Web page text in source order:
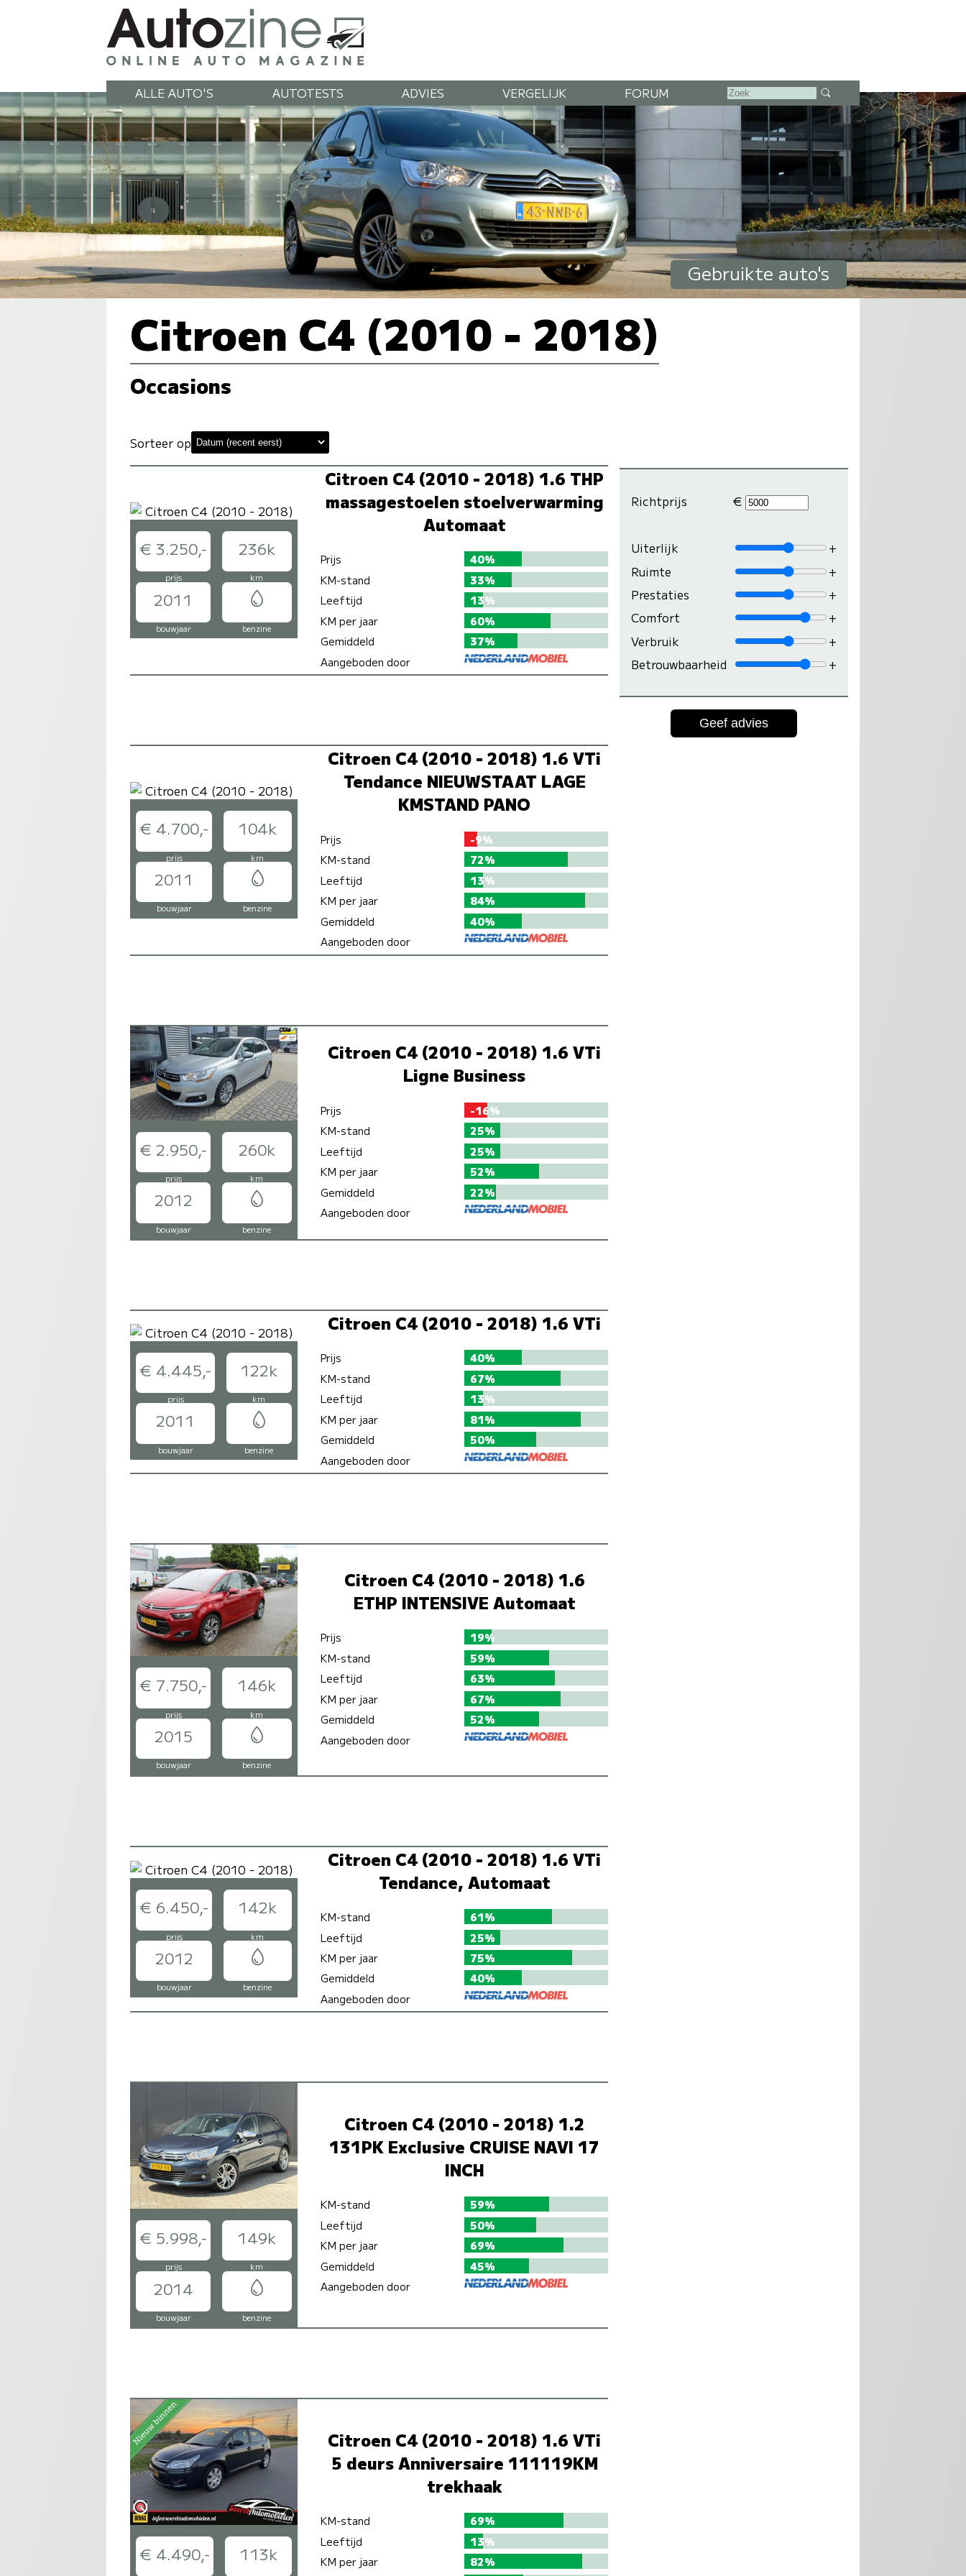
ALLE AUTO'S AUTOTESTS ADVIES VERGELIJK FORUM
Gebruikte auto's
Citroen C4 (2010 - 2018)
Occasions
Sorteer op
€ 3.250,- 236k
prijs km
2011
bouwjaar benzine
Citroen C4 (2010 - 2018) 1.6 THP
massagestoelen stoelverwarming
Automaat
Prijs
40%
KM-stand
33%
Leeftijd
13%
KM per jaar
60%
Gemiddeld
37%
Aangeboden door
€ 4.700,- 104k
prijs km
2011
bouwjaar benzine
Citroen C4 (2010 - 2018) 1.6 VTi
Tendance NIEUWSTAAT LAGE
KMSTAND PANO
Prijs
-9%
KM-stand
72%
Leeftijd
13%
KM per jaar
84%
Gemiddeld
40%
Aangeboden door
€ 2.950,- 260k
prijs km
2012
bouwjaar benzine
Citroen C4 (2010 - 2018) 1.6 VTi
Ligne Business
Prijs
-16%
KM-stand
25%
Leeftijd
25%
KM per jaar
52%
Gemiddeld
22%
Aangeboden door
€ 4.445,- 122k
prijs km
2011
bouwjaar benzine
Citroen C4 (2010 - 2018) 1.6 VTi
Prijs
40%
KM-stand
67%
Leeftijd
13%
KM per jaar
81%
Gemiddeld
50%
Aangeboden door
€ 7.750,- 146k
prijs km
2015
bouwjaar benzine
Citroen C4 (2010 - 2018) 1.6
ETHP INTENSIVE Automaat
Prijs
19%
KM-stand
59%
Leeftijd
63%
KM per jaar
67%
Gemiddeld
52%
Aangeboden door
€ 6.450,- 142k
prijs km
2012
bouwjaar benzine
Citroen C4 (2010 - 2018) 1.6 VTi
Tendance, Automaat
KM-stand
61%
Leeftijd
25%
KM per jaar
75%
Gemiddeld
40%
Aangeboden door
€ 5.998,- 149k
prijs km
2014
bouwjaar benzine
Citroen C4 (2010 - 2018) 1.2
131PK Exclusive CRUISE NAVI 17
INCH
KM-stand
59%
Leeftijd
50%
KM per jaar
69%
Gemiddeld
45%
Aangeboden door
€ 4.490,- 113k
Citroen C4 (2010 - 2018) 1.6 VTi
5 deurs Anniversaire 111119KM
trekhaak
KM-stand
69%
Leeftijd
13%
KM per jaar
82%
Richtprijs €
Uiterlijk
+
Ruimte
+
Prestaties
+
Comfort
+
Verbruik
+
Betrouwbaarheid
+